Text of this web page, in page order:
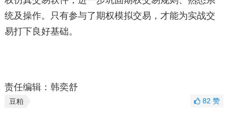
统及操作。只有参与了期权模拟交易，才能为实战交
易打下良好基础。
责任编辑：韩奕舒
豆粕 82赞